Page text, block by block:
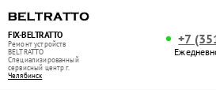
FIX-BELTRATTO
Ремонт устройств
BELTRATTO
Специализированный
cервисный центр г.
Челябинск
+7